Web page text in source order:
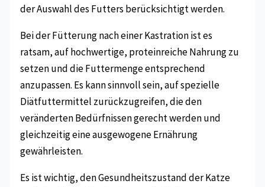
der Auswahl des Futters berücksichtigt werden.
Bei der Fütterung nach einer Kastration ist es
ratsam, auf hochwertige, proteinreiche Nahrung zu
setzen und die Futtermenge entsprechend
anzupassen. Es kann sinnvoll sein, auf spezielle
Diätfuttermittel zurückzugreifen, die den
veränderten Bedürfnissen gerecht werden und
gleichzeitig eine ausgewogene Ernährung
gewährleisten.
Es ist wichtig, den Gesundheitszustand der Katze